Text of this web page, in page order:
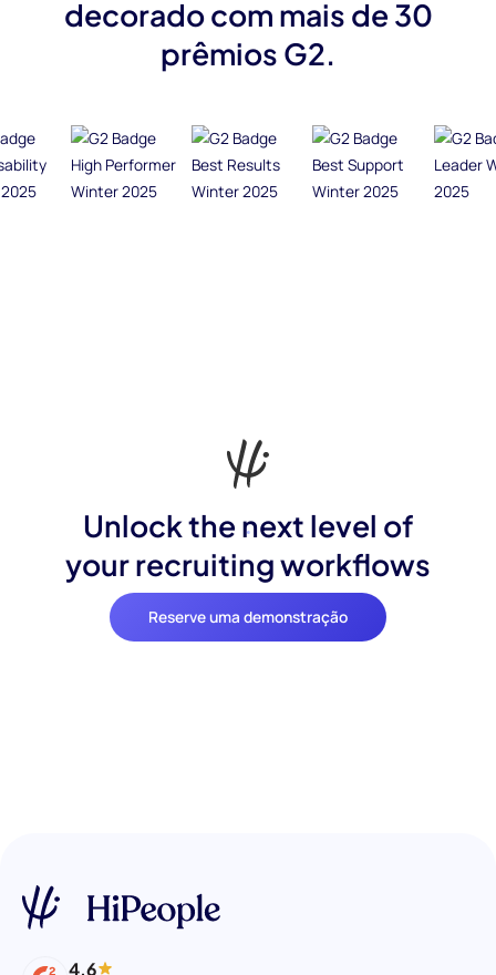
decorado com mais de 30
prêmios G2.
Unlock the next level of
your recruiting workflows
Reserve uma demonstração
4.6